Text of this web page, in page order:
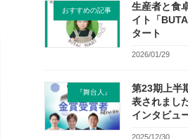
おすすめの記事
生産者と食
イト「
タート
2026/01/29
『舞台人』
第23期上半
表されまし
インタビュ
2025/12/30